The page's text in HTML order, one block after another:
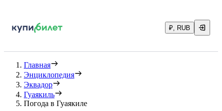
₽, RUB
Главная
Энциклопедия
Эквадор
Гуаякиль
Погода в Гуаякиле